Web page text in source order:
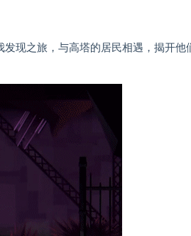
现之旅，与高塔的居民相遇，揭开他